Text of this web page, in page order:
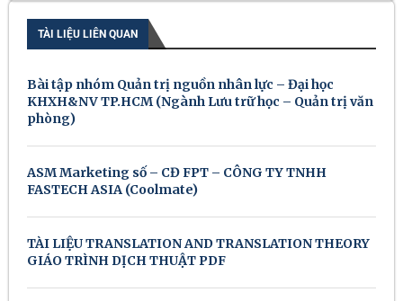
TÀI LIỆU LIÊN QUAN
Bài tập nhóm Quản trị nguồn nhân lực – Đại học
KHXH&NV TP.HCM (Ngành Lưu trữ học – Quản trị văn
phòng)
ASM Marketing số – CĐ FPT – CÔNG TY TNHH
FASTECH ASIA (Coolmate)
TÀI LIỆU TRANSLATION AND TRANSLATION THEORY
GIÁO TRÌNH DỊCH THUẬT PDF